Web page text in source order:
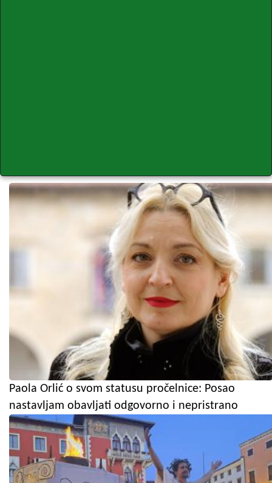
Paola Orlić o svom statusu pročelnice: Posao
nastavljam obavljati odgovorno i nepristrano